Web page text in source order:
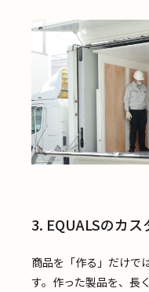
3. EQUALSのカ
商品を「作る」だけで
す。作った製品を、長